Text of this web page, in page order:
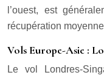
l’ouest, est
récupération
Vols Europe-Asie :
Le vol Londres-